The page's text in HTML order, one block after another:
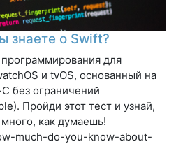
знаете о Swift?
для
и tvOS, основанный на
без ограничений
Пройди этот тест и узнай,
как думаешь!
much-do-you-know-about-